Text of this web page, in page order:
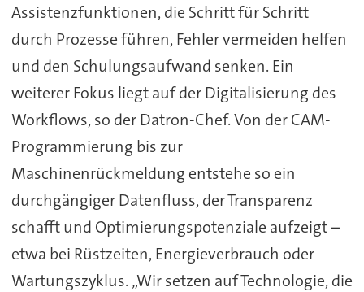
Assistenzfunktionen, die Schritt für Schritt
durch Prozesse führen, Fehler vermeiden helfen
und den Schulungsaufwand senken. Ein
weiterer Fokus liegt auf der Digitalisierung des
Workflows, so der Datron-Chef. Von der CAM-
Programmierung bis zur
Maschinenrückmeldung entstehe so ein
durchgängiger Datenfluss, der Transparenz
schafft und Optimierungspotenziale aufzeigt –
etwa bei Rüstzeiten, Energieverbrauch oder
Wartungszyklus. „Wir setzen auf Technologie, die